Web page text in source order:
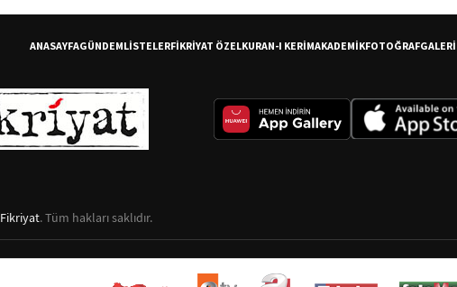
ANASAYFAGÜNDEMLİSTELERFİKRİYAT ÖZELKURAN-I KERİMAKADEMİKFOTOĞRAFGALERİ
Fikriyat. Tüm hakları saklıdır.